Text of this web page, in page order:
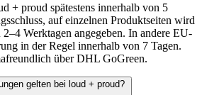
+ proud spätestens innerhalb von 5
auf einzelnen Produktseiten wird
Werktagen angegeben. In andere EU-
in der Regel innerhalb von 7 Tagen.
über DHL GoGreen.
gelten bei loud + proud?